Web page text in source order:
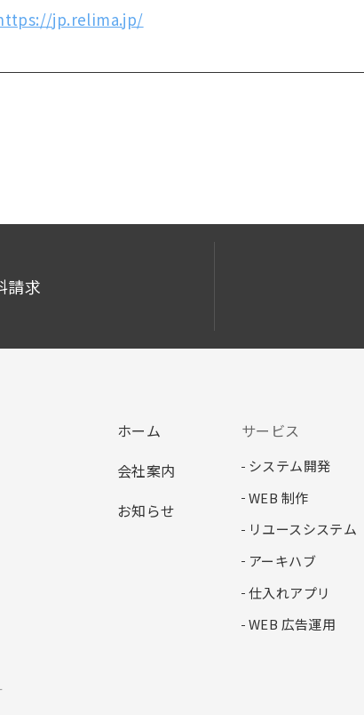
jp.relima.jp/
請求
ホーム
会社案内
お知らせ
サービス
システム開発
WEB 制作
リユースシステム
アーキハブ
仕入れアプリ
WEB 広告運用